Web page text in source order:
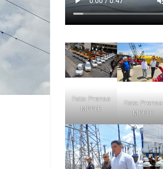
Foto: Prensa
MPPEE
Foto: Prensa
MPPEE